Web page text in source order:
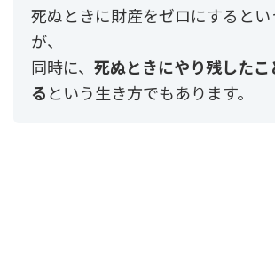
死ぬときに財産をゼロにすると
が、
同時に、 死ぬときにやり残した
るという生き方でもあります。